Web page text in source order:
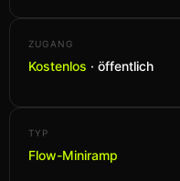
ZUGANG
Kostenlos · öffentlich
TYP
Flow-Miniramp